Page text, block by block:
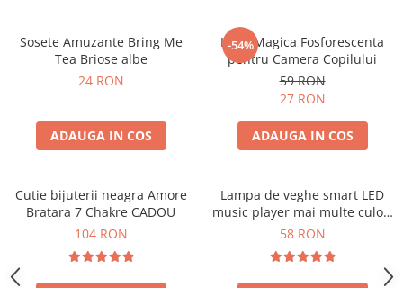
Sosete Amuzante Bring Me
Tea Briose albe
24 RON
ADAUGA IN COS
-54%
Luna Magica Fosforescenta
pentru Camera Copilului
59 RON
27 RON
ADAUGA IN COS
Cutie bijuterii neagra Amore
Bratara 7 Chakre CADOU
104 RON
Lampa de veghe smart LED
music player mai multe culori
touch control handsfree
58 RON